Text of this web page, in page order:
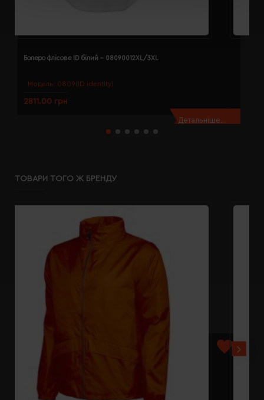
Модель: 0809(ID identity)
Болеро флісове ID білий - 08090012XL/3XL
2811.00 грн
Детальніше...
ТОВАРИ ТОГО Ж БРЕНДУ